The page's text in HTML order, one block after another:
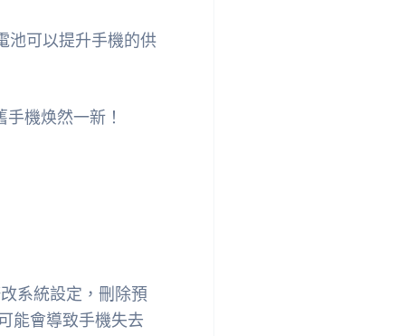
池可以提升手機的供
機焕然一新！
系統設定，刪除預
能會導致手機失去